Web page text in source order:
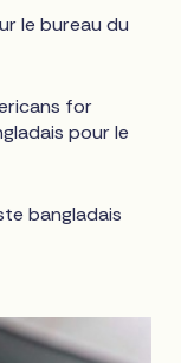
le bureau du
for
pour le
bangladais